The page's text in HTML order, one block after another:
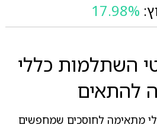
17.98%
השתלמות כללי
להתאים
מתאימה לחוסכים שמחפשים